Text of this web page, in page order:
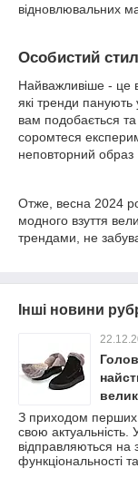
відновлювальних
Особистий
Найважливіше - це
які тренди
вам подобається та
соромтеся
неповторний образ
Отже, весна 2024
модного взуття
трендами, не
Інші новини
З приходом перших
свою актуальність.
відправляються на
функціональності